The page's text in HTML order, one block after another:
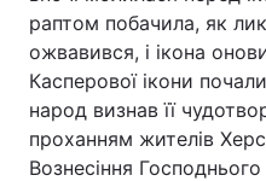
раптом побачила, як
ожвавився, і ікона
Касперової ікони
народ визнав її
проханням жителів
Вознесіння